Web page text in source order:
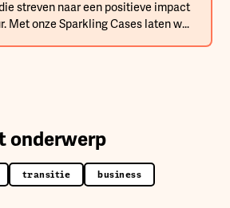
streven naar een positieve impact
Met onze Sparkling Cases laten we
Alsof je van alles probeert,
steekt er zoveel tijd, energie en
onderwerp
transitie business